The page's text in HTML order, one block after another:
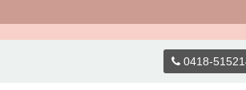
0418-